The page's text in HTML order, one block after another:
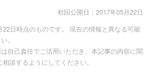
初回公開日：2017年05月22日
日時点のものです。 現在の情報と異なる可能
。
自己責任でご活用いただき、本記事の内容に関
談するようにしてください。